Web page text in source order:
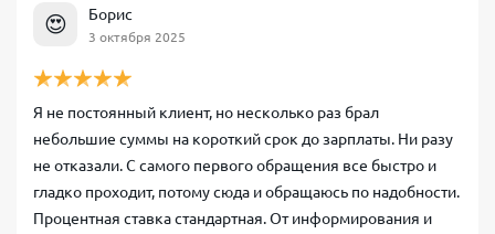
😍 Борис
3 октября 2025
Я не постоянный клиент, но несколько раз брал
небольшие суммы на короткий срок до зарплаты. Ни разу
не отказали. С самого первого обращения все быстро и
гладко проходит, потому сюда и обращаюсь по надобности.
Процентная ставка стандартная. От информирования и